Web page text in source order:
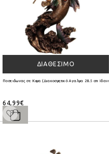
ΔΙΑΘΈΣΙΜΟ
Ποσειδωνας σε Κυμα (Διακοσμητικό Αγαλμα 28.5
64,99€